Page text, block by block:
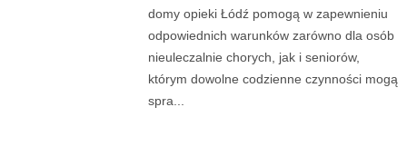
domy opieki Łódź pomogą w zapewnieniu
odpowiednich warunków zarówno dla osób
nieuleczalnie chorych, jak i seniorów,
którym dowolne codzienne czynności mogą
spra...